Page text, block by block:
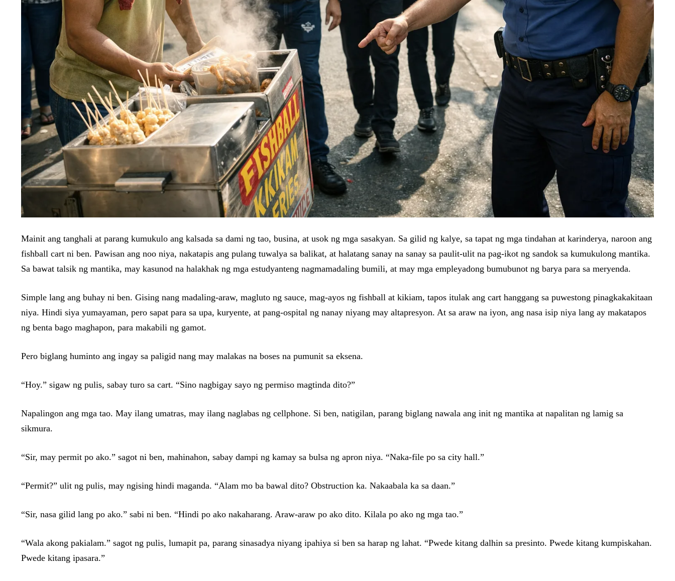
Mainit ang tanghali at parang kumukulo ang kalsada sa dami ng tao, busina, at usok ng mga sasakyan. Sa gilid ng kalye, sa tapat ng mga tindahan at karinderya, naroon ang
fishball cart ni ben. Pawisan ang noo niya, nakatapis ang pulang tuwalya sa balikat, at halatang sanay na sanay sa paulit-ulit na pag-ikot ng sandok sa kumukulong mantika.
Sa bawat talsik ng mantika, may kasunod na halakhak ng mga estudyanteng nagmamadaling bumili, at may mga empleyadong bumubunot ng barya para sa meryenda.
Simple lang ang buhay ni ben. Gising nang madaling-araw, magluto ng sauce, mag-ayos ng fishball at kikiam, tapos itulak ang cart hanggang sa puwestong pinagkakakitaan
niya. Hindi siya yumayaman, pero sapat para sa upa, kuryente, at pang-ospital ng nanay niyang may altapresyon. At sa araw na iyon, ang nasa isip niya lang ay makatapos
ng benta bago maghapon, para makabili ng gamot.
Pero biglang huminto ang ingay sa paligid nang may malakas na boses na pumunit sa eksena.
“Hoy.” sigaw ng pulis, sabay turo sa cart. “Sino nagbigay sayo ng permiso magtinda dito?”
Napalingon ang mga tao. May ilang umatras, may ilang naglabas ng cellphone. Si ben, natigilan, parang biglang nawala ang init ng mantika at napalitan ng lamig sa
sikmura.
“Sir, may permit po ako.” sagot ni ben, mahinahon, sabay dampi ng kamay sa bulsa ng apron niya. “Naka-file po sa city hall.”
“Permit?” ulit ng pulis, may ngising hindi maganda. “Alam mo ba bawal dito? Obstruction ka. Nakaabala ka sa daan.”
“Sir, nasa gilid lang po ako.” sabi ni ben. “Hindi po ako nakaharang. Araw-araw po ako dito. Kilala po ako ng mga tao.”
“Wala akong pakialam.” sagot ng pulis, lumapit pa, parang sinasadya niyang ipahiya si ben sa harap ng lahat. “Pwede kitang dalhin sa presinto. Pwede kitang kumpiskahan.
Pwede kitang ipasara.”